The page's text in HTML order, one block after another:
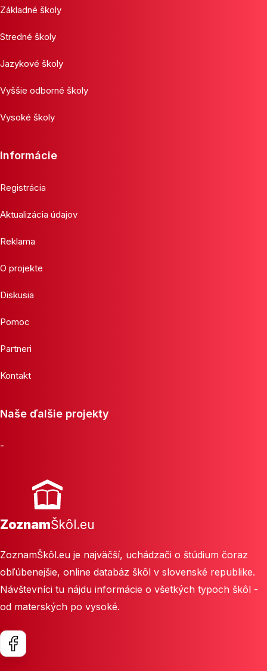
Základné školy
Stredné školy
Jazykové školy
Vyššie odborné školy
Vysoké školy
Informácie
Registrácia
Aktualizácia údajov
Reklama
O projekte
Diskusia
Pomoc
Partneri
Kontakt
Naše ďalšie projekty
-
ZoznamŠkôl.eu
ZoznamŠkôl.eu je najväčší, uchádzači o štúdium čoraz
obľúbenejšie, online databáz škôl v slovenské republike.
Návštevníci tu nájdu informácie o všetkých typoch škôl -
od materských po vysoké.